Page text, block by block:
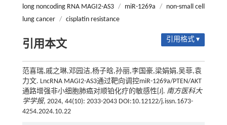
long noncoding RNA MAGI2-AS3 / miR-1269a / non-small cell
lung cancer / cisplatin resistance
引用本文 引用格式 ▾
范喜瑞,戚之琳,邓园洁,杨子晗,孙丽,李国豪,梁娟娟,吴菲,袁
力文. LncRNA MAGI2-AS3通过靶向调控miR-1269a/PTEN/AKT
通路增强非小细胞肺癌对顺铂化疗的敏感性[J]. 南方医科大
学学报, 2024, 44(10): 2033-2043 DOI:10.12122/j.issn.1673-
4254.2024.10.22